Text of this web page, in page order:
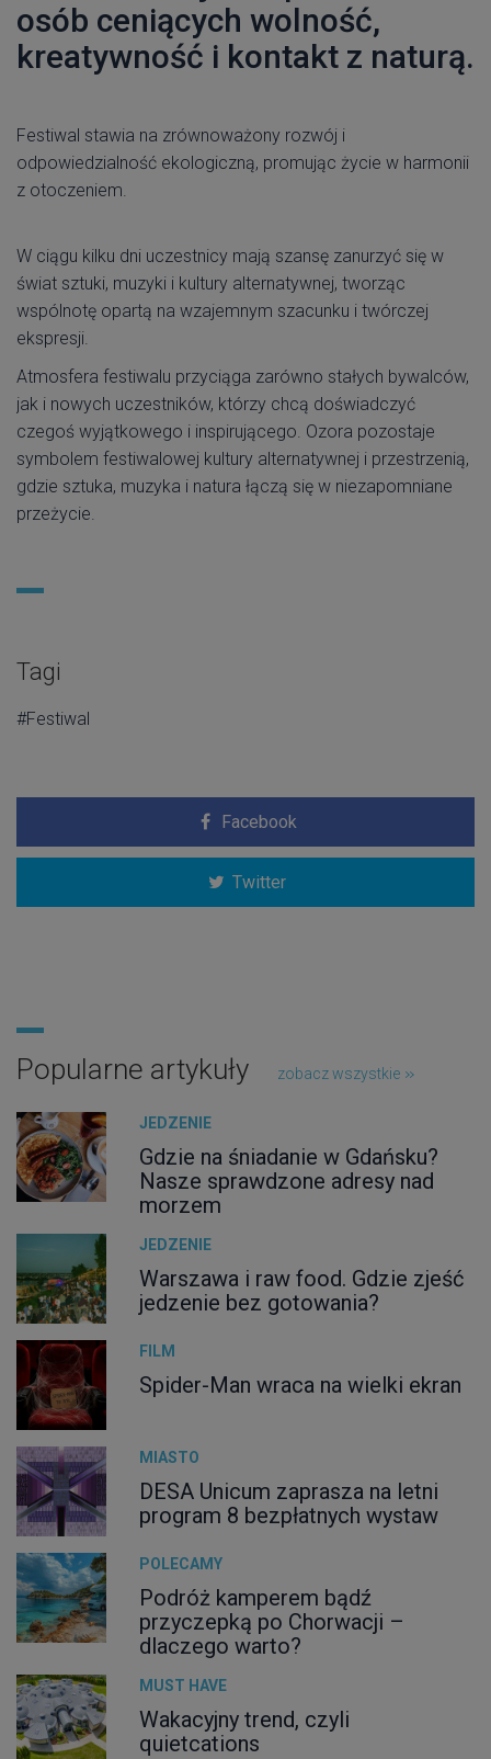
osób ceniących wolność,
kreatywność i kontakt z naturą.
Festiwal stawia na zrównoważony rozwój i
odpowiedzialność ekologiczną, promując życie w harmonii
z otoczeniem.
W ciągu kilku dni uczestnicy mają szansę zanurzyć się w
świat sztuki, muzyki i kultury alternatywnej, tworząc
wspólnotę opartą na wzajemnym szacunku i twórczej
ekspresji.
Atmosfera festiwalu przyciąga zarówno stałych bywalców,
jak i nowych uczestników, którzy chcą doświadczyć
czegoś wyjątkowego i inspirującego. Ozora pozostaje
symbolem festiwalowej kultury alternatywnej i przestrzenią,
gdzie sztuka, muzyka i natura łączą się w niezapomniane
przeżycie.
Tagi
#Festiwal
Facebook
Twitter
Popularne artykuły zobacz wszystkie
JEDZENIE
Gdzie na śniadanie w Gdańsku?
Nasze sprawdzone adresy nad
morzem
JEDZENIE
Warszawa i raw food. Gdzie zjeść
jedzenie bez gotowania?
FILM
Spider-Man wraca na wielki ekran
MIASTO
DESA Unicum zaprasza na letni
program 8 bezpłatnych wystaw
POLECAMY
Podróż kamperem bądź
przyczepką po Chorwacji –
dlaczego warto?
MUST HAVE
Wakacyjny trend, czyli
quietcations